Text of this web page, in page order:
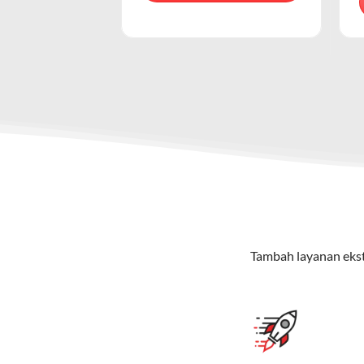
Lebih ekonomis dibandingkan berlangganan
adalah solusi
menikmati hiburan TV berkualitas, internet cepat, dan
Kecepatan wifi IndiHome ini mencapai
Akses ratusan channel TV lokal dan
Tambah layanan